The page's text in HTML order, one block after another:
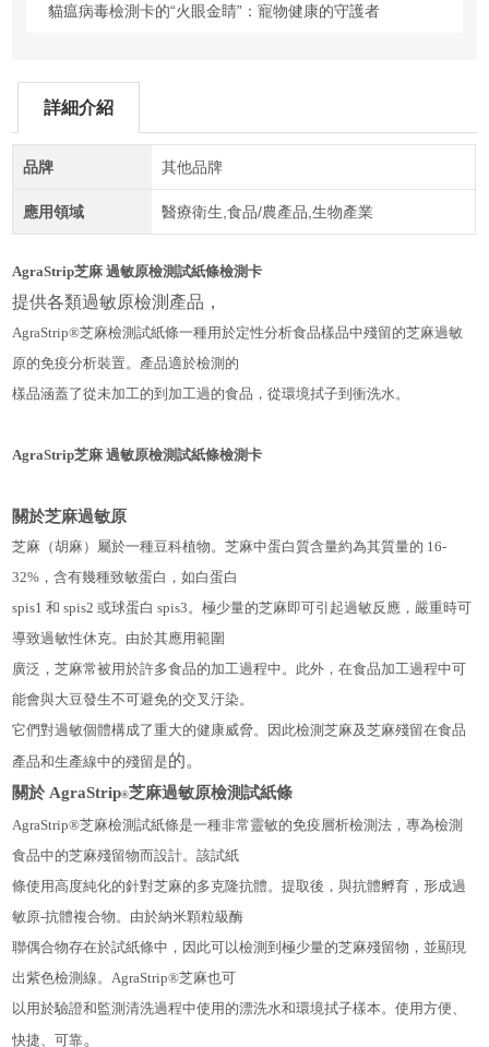
貓瘟病毒檢測卡的“火眼金睛”：寵物健康的守護者
詳細介紹
品牌 其他品牌
應用領域 醫療衛生,食品/農產品,生物產業
AgraStrip芝麻 過敏原檢測試紙條檢測卡
提供各類過敏原檢測產品，
AgraStrip®芝麻檢測試紙條一種用於定性分析食品樣品中殘留的芝麻過敏
原的免疫分析裝置。產品適於檢測的
樣品涵蓋了從未加工的到加工過的食品，從環境拭子到衝洗水。
AgraStrip芝麻 過敏原檢測試紙條檢測卡
關於芝麻過敏原
芝麻（胡麻）屬於一種豆科植物。芝麻中蛋白質含量約為其質量的 16-
32%，含有幾種致敏蛋白，如白蛋白
spis1 和 spis2 或球蛋白 spis3。極少量的芝麻即可引起過敏反應，嚴重時可
導致過敏性休克。由於其應用範圍
廣泛，芝麻常被用於許多食品的加工過程中。此外，在食品加工過程中可
能會與大豆發生不可避免的交叉汙染。
它們對過敏個體構成了重大的健康威脅。因此檢測芝麻及芝麻殘留在食品
產品和生產線中的殘留是的。
關於AgraStrip®芝麻過敏原檢測試紙條
AgraStrip®芝麻檢測試紙條是一種非常靈敏的免疫層析檢測法，專為檢測
食品中的芝麻殘留物而設計。該試紙
條使用高度純化的針對芝麻的多克隆抗體。提取後，與抗體孵育，形成過
敏原-抗體複合物。由於納米顆粒級酶
聯偶合物存在於試紙條中，因此可以檢測到極少量的芝麻殘留物，並顯現
出紫色檢測線。AgraStrip®芝麻也可
以用於驗證和監測清洗過程中使用的漂洗水和環境拭子樣本。使用方便、
快捷、可靠。